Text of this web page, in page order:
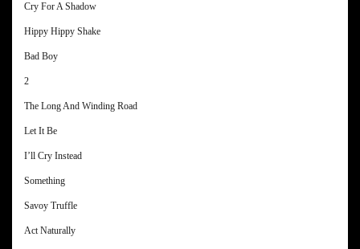
Cry For A Shadow
Hippy Hippy Shake
Bad Boy
2
The Long And Winding Road
Let It Be
I’ll Cry Instead
Something
Savoy Truffle
Act Naturally